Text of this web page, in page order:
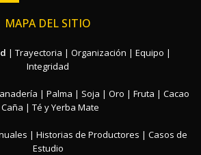
MAPA DEL SITIO
| Trayectoria | Organización | Equipo |
Integridad
| Palma | Soja | Oro | Fruta | Cacao
Caña | Té y Yerba Mate
| Historias de Productores | Casos de
Estudio